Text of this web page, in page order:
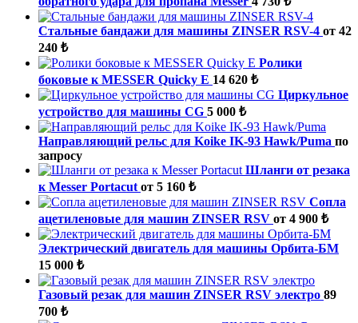
Стальные бандажи для машины ZINSER RSV-4 от 42
240 ₺
Ролики
боковые к MESSER Quicky E 14 620 ₺
Циркульное
устройство для машины CG 5 000 ₺
Направляющий рельс для Koike IK-93 Hawk/Puma по
запросу
Шланги от резака
к Messer Portacut от 5 160 ₺
Cопла
ацетиленовые для машин ZINSER RSV от 4 900 ₺
Электрический двигатель для машины Орбита-БМ
15 000 ₺
Газовый резак для машин ZINSER RSV электро 89
700 ₺